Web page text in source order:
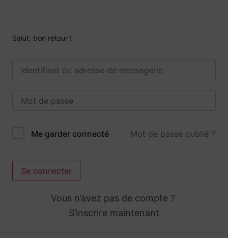
Salut, bon retour !
Me garder connecté Mot de passe oublié ?
Se connecter
Vous n’avez pas de compte ?
S’inscrire maintenant